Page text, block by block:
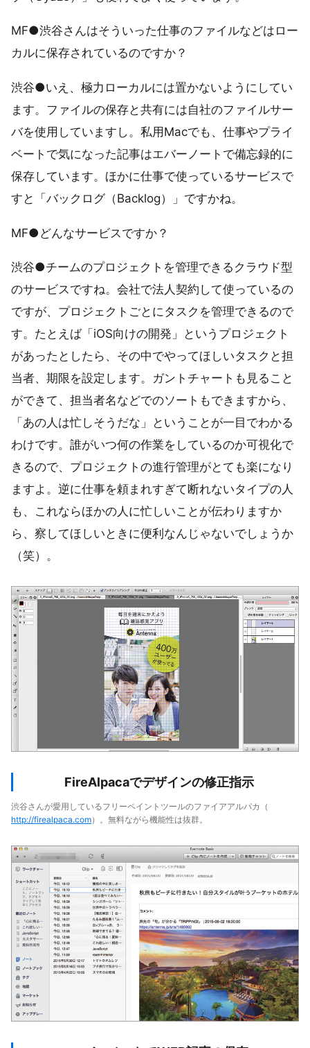
MF●渋谷さんはそういった仕事のファイルなどはロー
カルに保存されているのですか？
渋谷●いえ、極力ローカルには置かないようにしてい
ます。ファイルの保存と共有には自社のファイルサー
バを使用していますし。私用Macでも、仕事やプライ
ベートで気になった記事はエバーノートで備忘録的に
保存しています。ほかに仕事で使っているサービスで
すと「バックログ（Backlog）」ですかね。
MF●どんなサービスですか？
渋谷●チームのプロジェクトを管理できるクラウド型
のサービスですね。会社で法人契約して使っているの
ですが、プロジェクトごとにタスクを管理できるので
す。たとえば「iOS向けの開発」というプロジェクト
があったとしたら、その中でやってほしいタスクと担
当者、期限を設定します。ガントチャートも見ること
ができて、担当者名などでのソートもできますから、
「あの人は忙しそうだな」ということが一目でわかる
わけです。誰がいつ何の作業をしているのか可視化で
きるので、プロジェクトの進行管理がとても楽になり
ますよ。逆に仕事を頼まれすぎて断れないタイプの人
も、これならほかの人に忙しいことが伝わりますか
ら、察してほしいときに便利なんじゃないでしょうか
（笑）。
FireAlpacaでデザインの修正指示
渋谷さんが愛用しているフリーペイントツールのファイアアルパカ（
http://firealpaca.com）。無料ながら機能性は抜群。